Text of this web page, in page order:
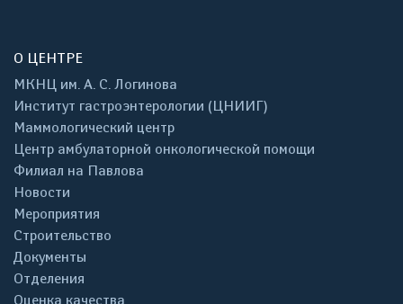
О ЦЕНТРЕ
МКНЦ им. А. С. Логинова
Институт гастроэнтерологии (ЦНИИГ)
Маммологический центр
Центр амбулаторной онкологической помощи
Филиал на Павлова
Новости
Мероприятия
Строительство
Документы
Отделения
Оценка качества